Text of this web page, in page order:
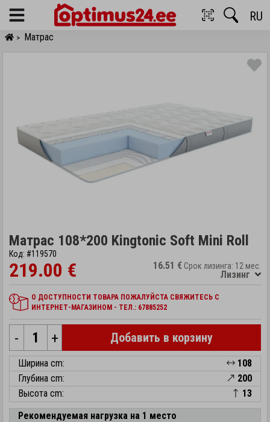
Menu RU
> Матрас
Матрас 108*200 Kingtonic Soft Mini Roll
Код: #119570
219.00 € 16.51 € Срок лизинга: 12 мес.
Лизинг
О ДОСТУПНОСТИ ТОВАРА ПОЖАЛУЙСТА СВЯЖИТЕСЬ С
ИНТЕРНЕТ-МАГАЗИНОМ - ТЕЛ.: 67885252
- + Добавить в корзину
Ширина cm:
108
Глубина cm:
200
Высота cm:
13
Рекомендуемая нагрузка на 1 место